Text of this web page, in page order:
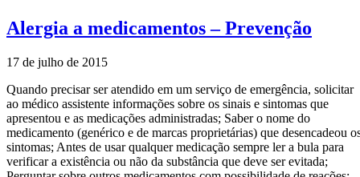
Alergia a medicamentos – Prevenção
17 de julho de 2015
Quando precisar ser atendido em um serviço de emergência, solicitar
ao médico assistente informações sobre os sinais e sintomas que
apresentou e as medicações administradas; Saber o nome do
medicamento (genérico e de marcas proprietárias) que desencadeou
sintomas; Antes de usar qualquer medicação sempre ler a bula para
verificar a existência ou não da substância que deve ser evitada;